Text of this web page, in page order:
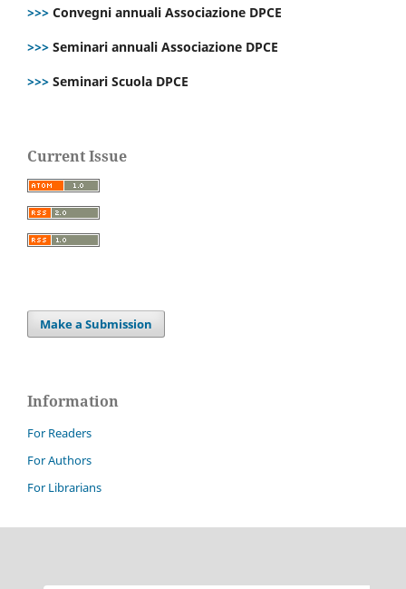
>>> Convegni annuali Associazione DPCE
>>> Seminari annuali Associazione DPCE
>>> Seminari Scuola DPCE
Current Issue
Make a Submission
Information
For Readers
For Authors
For Librarians